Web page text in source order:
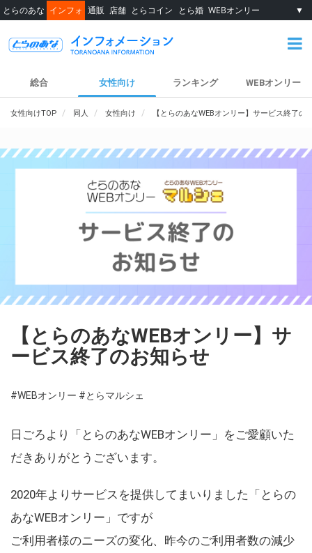
とらのあな インフォ 通販 店舗 とらコイン とら婚 WEBオンリー ▼
総合 女性向け ランキング WEBオンリー
女性向けTOP 同人 女性向け 【とらのあなWEBオンリー】サービス終了の
【とらのあなWEBオンリー】サ
ービス終了のお知らせ
#WEBオンリー #とらマルシェ
日ごろより「とらのあなWEBオンリー」をご愛顧いた
だきありがとうございます。
2020年よりサービスを提供してまいりました「とらの
あなWEBオンリー」ですが
ご利用者様のニーズの変化、昨今のご利用者数の減少